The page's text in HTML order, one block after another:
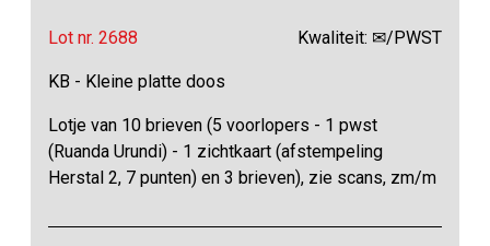
Lot nr. 2688 Kwaliteit: ✉/PWST
KB - Kleine platte doos
Lotje van 10 brieven (5 voorlopers - 1 pwst
(Ruanda Urundi) - 1 zichtkaart (afstempeling
Herstal 2, 7 punten) en 3 brieven), zie scans, zm/m